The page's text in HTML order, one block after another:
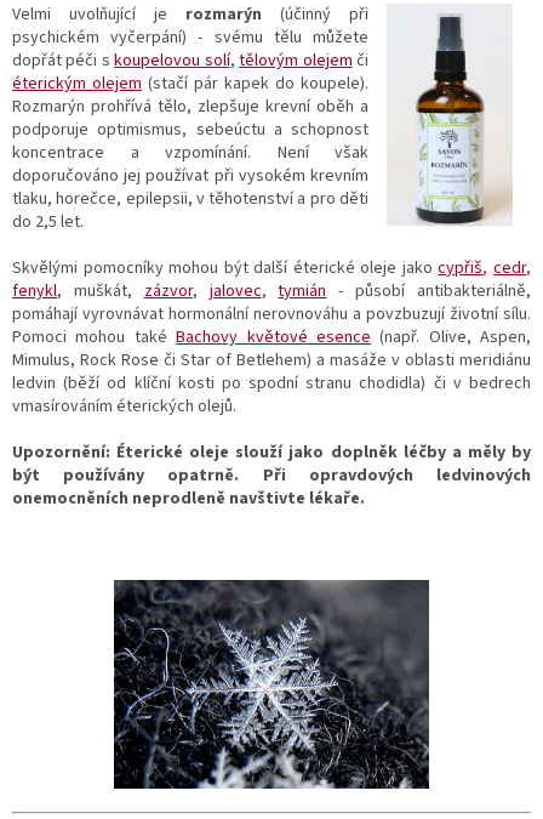
Velmi uvolňující je rozmarýn (účinný při
psychickém vyčerpání) - svému tělu můžete
dopřát péči skoupelovou solí,tělovým olejem či
éterickým olejem (stačí pár kapek do koupele).
Rozmarýn prohřívá tělo, zlepšuje krevní oběh a
podporuje optimismus, sebeúctu a schopnost
koncentrace a vzpomínání. Není však
doporučováno jej používat při vysokém krevním
tlaku, horečce, epilepsii, v těhotenství a pro děti
do 2,5 let.
Skvělými pomocníky mohou být další éterické oleje jakocypřiš,cedr,
fenykl, muškát, zázvor, jalovec,tymián - působí antibakteriálně,
pomáhají vyrovnávat hormonální nerovnováhu a povzbuzují životní sílu.
Pomoci mohou takéBachovy květové esence (např. Olive, Aspen,
Mimulus, Rock Rose či Star of Betlehem) a masáže v oblasti meridiánu
ledvin (běží od klíční kosti po spodní stranu chodidla) či v bedrech
vmasírováním éterických olejů.
Upozornění: Éterické oleje slouží jako doplněk léčby a měly by
být používány opatrně. Při opravdových ledvinových
onemocněních neprodleně navštivte lékaře.